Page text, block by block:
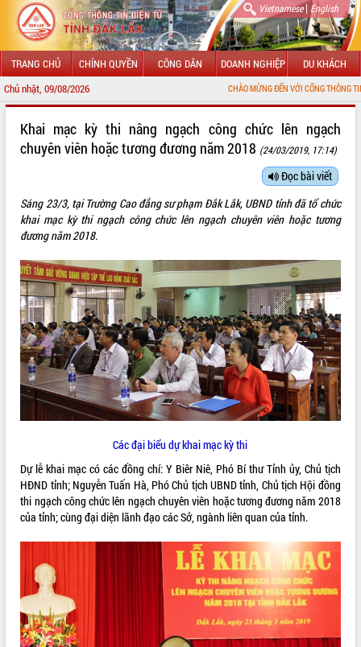
Vietnamese| English
TRANG CHỦ CHÍNH QUYỀN CÔNG DÂN DOANH NGHIỆP DU KHÁCH
Chủ nhật, 09/08/2026 CHÀO MỪNG ĐẾN VỚI CỔNG THÔNG TIN ĐIỆN TỬ TỈNH ĐẮK
LÃNH ĐẠO UBND TỈNH
SỞ, BAN, NGÀNH
THÔNG TIN CHỈ ĐẠO ĐIỀU HÀNH
HỆ THỐNG VĂN BẢN
VĂN BẢN HĐND TỈNH
ĐIỂM TIN VĂN BẢN
QUY HOẠCH - KẾ HOẠCH
Khai mạc kỳ thi nâng ngạch công chức lên ngạch
chuyên viên hoặc tương đương năm 2018 (24/03/2019, 17:14)
Đọc bài viết
Sáng 23/3, tại Trường Cao đẳng sư phạm Đắk Lắk, UBND tỉnh đã tổ chức
khai mạc kỳ thi ngạch công chức lên ngạch chuyên viên hoặc tương
đương năm 2018.
Các đại biểu dự khai mạc kỳ thi
Dự lễ khai mạc có các đồng chí: Y Biêr Niê, Phó Bí thư Tỉnh ủy, Chủ tịch
HĐND tỉnh; Nguyễn Tuấn Hà, Phó Chủ tịch UBND tỉnh, Chủ tịch Hội đồng
thi ngạch công chức lên ngạch chuyên viên hoặc tương đương năm 2018
của tỉnh; cùng đại diện lãnh đạo các Sở, ngành liên quan của tỉnh.